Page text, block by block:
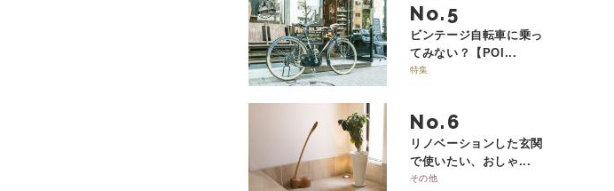
No.
ビンテージ自転車に乗っ
てみない？【POI...
特集
No.
リノベーションした玄関
で使いたい、おしゃ...
その他